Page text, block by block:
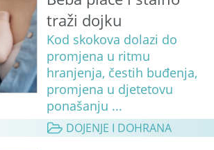
traži dojku
Kod skokova dolazi do
promjena u ritmu
hranjenja, čestih buđenja,
promjena u djetetovu
ponašanju ...
DOJENJE I DOHRANA